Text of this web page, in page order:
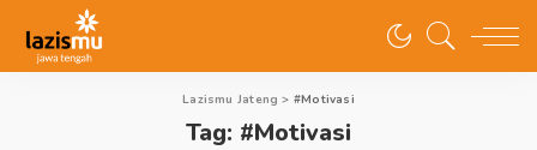
Lazismu Jateng > #Motivasi
Tag: #Motivasi